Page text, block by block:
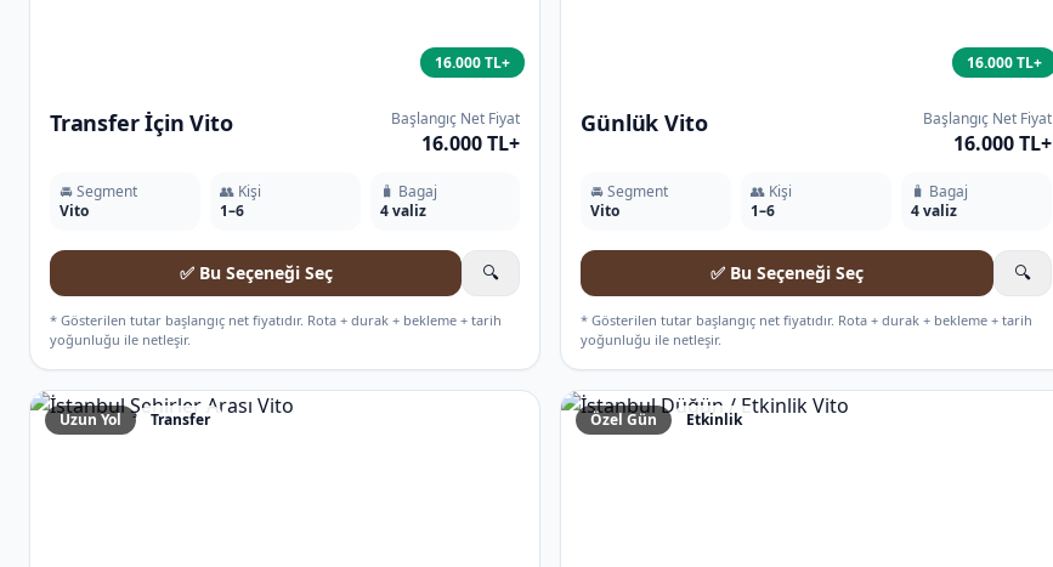
16.000 TL+
Transfer İçin Vito Başlangıç Net Fiyat
16.000 TL+
🚘 Segment
Vito
👥 Kişi
1–6
🧳 Bagaj
4 valiz
✅ Bu Seçeneği Seç 🔍
* Gösterilen tutar başlangıç net fiyatıdır. Rota + durak + bekleme + tarih
yoğunluğu ile netleşir.
16.000 TL+
Günlük Vito Başlangıç Net Fiyat
16.000 TL+
🚘 Segment
Vito
👥 Kişi
1–6
🧳 Bagaj
4 valiz
✅ Bu Seçeneği Seç 🔍
* Gösterilen tutar başlangıç net fiyatıdır. Rota + durak + bekleme + tarih
yoğunluğu ile netleşir.
Uzun Yol Transfer Özel Gün Etkinlik